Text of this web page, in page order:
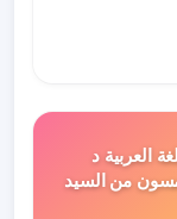
العربية د
من السيد